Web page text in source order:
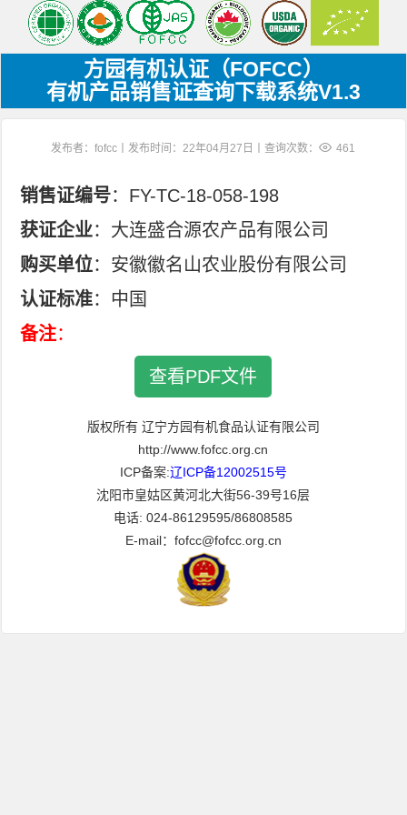
方园有机认证（FOFCC）
有机产品销售证查询下载系统V1.3
发布者：fofcc丨发布时间：22年04月27日丨查询次数： 461
销售证编号：FY-TC-18-058-198
获证企业：大连盛合源农产品有限公司
购买单位：安徽徽名山农业股份有限公司
认证标准：中国
备注：
查看PDF文件
版权所有 辽宁方园有机食品认证有限公司
http://www.fofcc.org.cn
ICP备案:辽ICP备12002515号
沈阳市皇姑区黄河北大街56-39号16层
电话: 024-86129595/86808585
E-mail：fofcc@fofcc.org.cn